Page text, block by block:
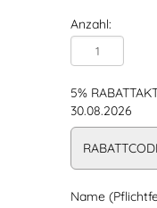
Anzahl:
5%
30.08.2026
Name